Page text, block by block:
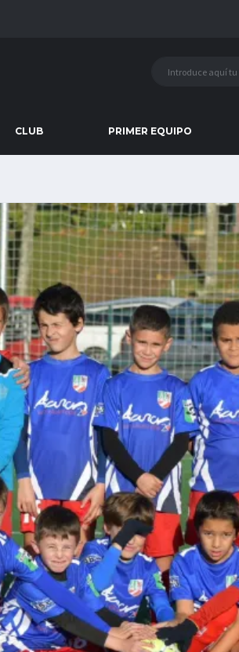
CLUB PRIMER EQUIPO